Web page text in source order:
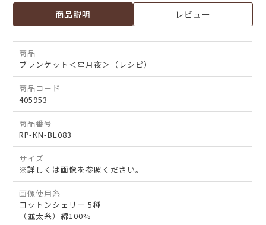
商品説明 レビュー
商品
ブランケット＜星月夜＞（レシピ）
商品コード
405953
商品番号
RP-KN-BL083
サイズ
※詳しくは画像を参照ください。
画像使用糸
コットンシェリー 5種
（並太糸）綿100%